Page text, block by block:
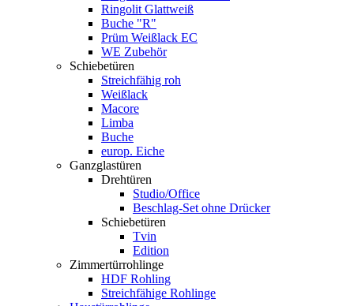
Ringolit Glattweiß
Buche "R"
Prüm Weißlack EC
WE Zubehör
Schiebetüren
Streichfähig roh
Weißlack
Macore
Limba
Buche
europ. Eiche
Ganzglastüren
Drehtüren
Studio/Office
Beschlag-Set ohne Drücker
Schiebetüren
Tvin
Edition
Zimmertürrohlinge
HDF Rohling
Streichfähige Rohlinge